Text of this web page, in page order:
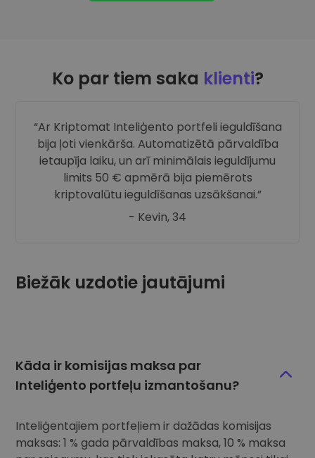
Ko par tiem saka klienti?
Ar Kriptomat Inteliģento portfeli ieguldīšana
bija ļoti vienkārša. Automatizētā pārvaldība
ietaupīja laiku, un arī minimālais ieguldījumu
limits 50 € apmērā bija piemērots
kriptovalūtu ieguldīšanas uzsākšanai.
- Kevin, 34
Biežāk uzdotie jautājumi
Kāda ir komisijas maksa par
Inteliģento portfeļu izmantošanu?
Inteliģentajiem portfeļiem ir dažādas komisijas
maksas: 1 % gada pārvaldības maksa, 10 % maksa